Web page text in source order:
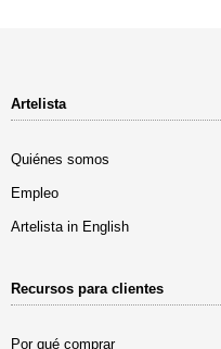
Artelista
Quiénes somos
Empleo
Artelista in English
Recursos para clientes
Por qué comprar